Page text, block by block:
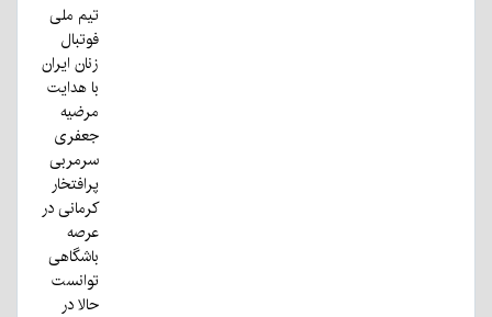
تیم ملی
فوتبال
زنان ایران
با هدایت
مرضیه
جعفری
سرمربی
پرافتخار
کرمانی در
عرصه
باشگاهی
توانست
حالا در